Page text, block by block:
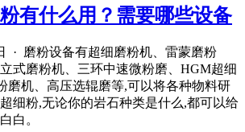
有什么用？需要哪些设备
· 磨粉设备有超细磨粉机、雷蒙磨粉
式磨粉机、三环中速微粉磨、HGM超细
磨机、高压选辊磨等,可以将各种物料研
细粉,无论你的岩石种类是什么,都可以给
白。